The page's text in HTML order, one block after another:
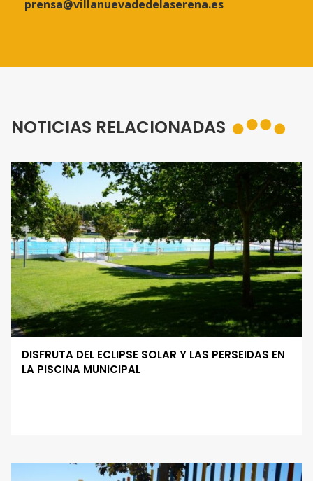
prensa@villanuevadedelaserena.es
NOTICIAS RELACIONADAS
DISFRUTA DEL ECLIPSE SOLAR Y LAS PERSEIDAS EN
LA PISCINA MUNICIPAL